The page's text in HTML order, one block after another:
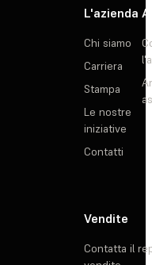
L'azienda
Chi siamo
Carriera
Stampa
Le nostre
iniziative
Contatti
Vendite
Contatta il